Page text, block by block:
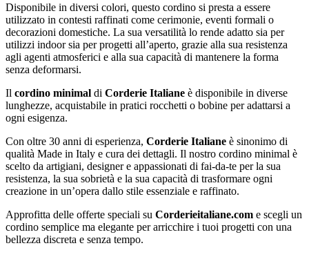
Disponibile in diversi colori, questo cordino si presta a essere
utilizzato in contesti raffinati come cerimonie, eventi formali o
decorazioni domestiche. La sua versatilità lo rende adatto sia per
utilizzi indoor sia per progetti all’aperto, grazie alla sua resistenza
agli agenti atmosferici e alla sua capacità di mantenere la forma
senza deformarsi.
Il cordino minimal di Corderie Italiane è disponibile in diverse
lunghezze, acquistabile in pratici rocchetti o bobine per adattarsi a
ogni esigenza.
Con oltre 30 anni di esperienza, Corderie Italiane è sinonimo di
qualità Made in Italy e cura dei dettagli. Il nostro cordino minimal è
scelto da artigiani, designer e appassionati di fai-da-te per la sua
resistenza, la sua sobrietà e la sua capacità di trasformare ogni
creazione in un’opera dallo stile essenziale e raffinato.
Approfitta delle offerte speciali su Corderieitaliane.com e scegli un
cordino semplice ma elegante per arricchire i tuoi progetti con una
bellezza discreta e senza tempo.